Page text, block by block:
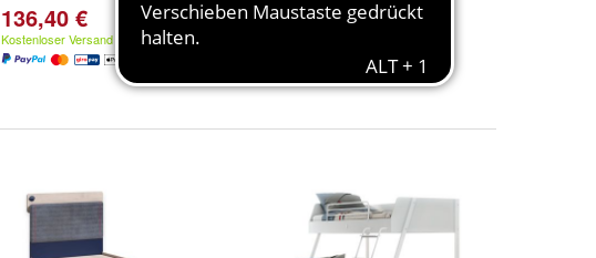
136,40 €
Kostenloser Versand
138,99 €